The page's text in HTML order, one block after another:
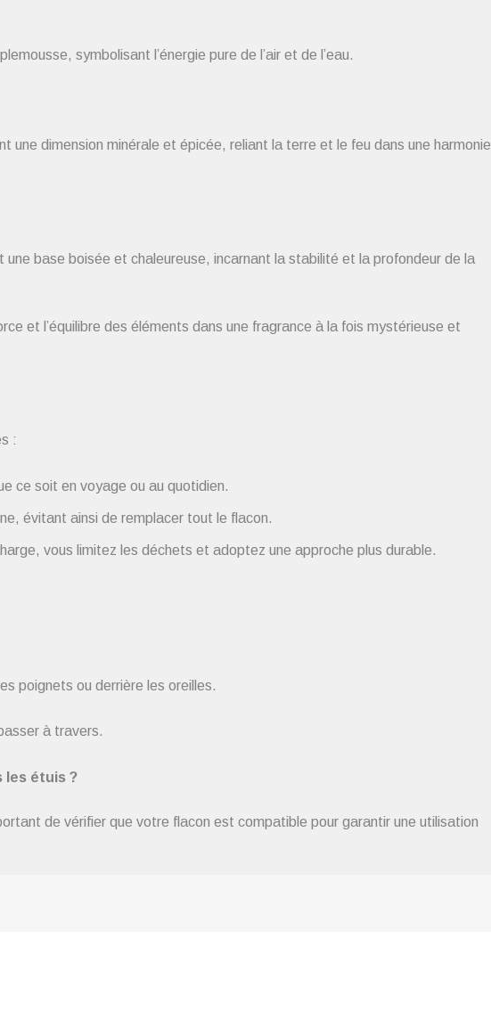
symbolisant l’énergie pure de l’air et de l’eau.
une dimension minérale et épicée, reliant la terre et le feu dans une harmonie
base boisée et chaleureuse, incarnant la stabilité et la profondeur de la
et l’équilibre des éléments dans une fragrance à la fois mystérieuse et
:
ce soit en voyage ou au quotidien.
évitant ainsi de remplacer tout le flacon.
vous limitez les déchets et adoptez une approche plus durable.
poignets ou derrière les oreilles.
à travers.
les étuis ?
de vérifier que votre flacon est compatible pour garantir une utilisation